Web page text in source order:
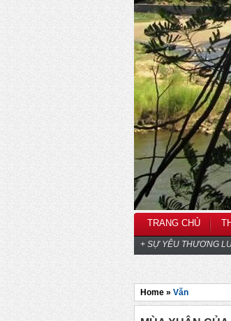
TRANG CHỦ
+ SỰ YÊU THƯƠNG
Home » Văn